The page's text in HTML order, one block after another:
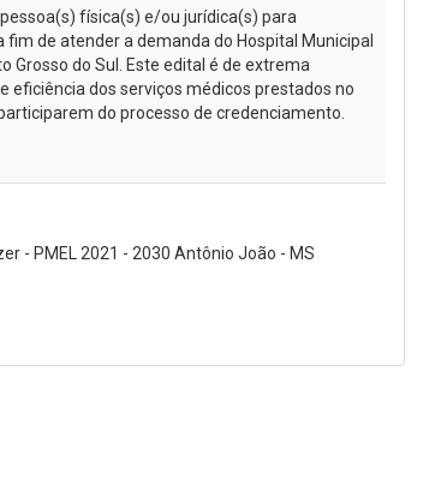
física(s) e/ou jurídica(s) para
de atender a demanda do Hospital Municipal
Grosso do Sul. Este edital é de extrema
eficiência dos serviços médicos prestados no
do processo de credenciamento.
- PMEL 2021 - 2030 Antônio João - MS